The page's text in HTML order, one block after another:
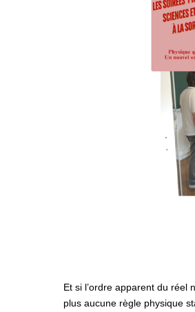
Et si l’ordre apparent du réel
plus aucune règle physique